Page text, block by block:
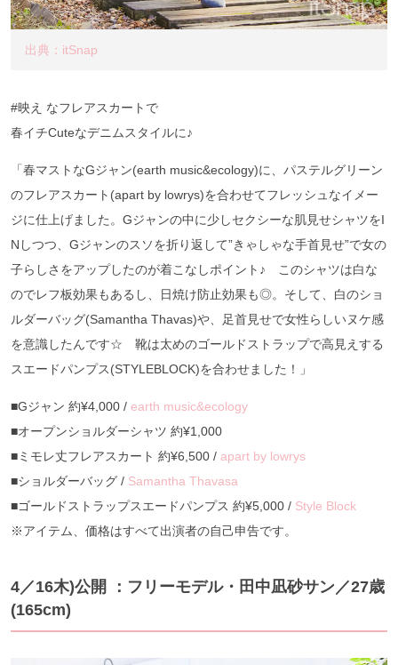
出典：itSnap
#映え なフレアスカートで
春イチCuteなデニムスタイルに♪
「春マストなGジャン(earth music&ecology)に、パステルグリーン
のフレアスカート(apart by lowrys)を合わせてフレッシュなイメー
ジに仕上げました。Gジャンの中に少しセクシーな肌見せシャツをI
Nしつつ、Gジャンのスソを折り返して”きゃしゃな手首見せ”で女の
子らしさをアップしたのが着こなしポイント♪ このシャツは白な
のでレフ板効果もあるし、日焼け防止効果も◎。そして、白のショ
ルダーバッグ(Samantha Thavas)や、足首見せで女性らしいヌケ感
を意識したんです☆ 靴は太めのゴールドストラップで高見えする
スエードパンプス(STYLEBLOCK)を合わせました！」
■Gジャン 約¥4,000 / earth music&ecology
■オープンショルダーシャツ 約¥1,000
■ミモレ丈フレアスカート 約¥6,500 / apart by lowrys
■ショルダーバッグ / Samantha Thavasa
■ゴールドストラップスエードパンプス 約¥5,000 / Style Block
※アイテム、価格はすべて出演者の自己申告です。
4／16木)公開 ：フリーモデル・田中凪砂サン／27歳
(165cm)